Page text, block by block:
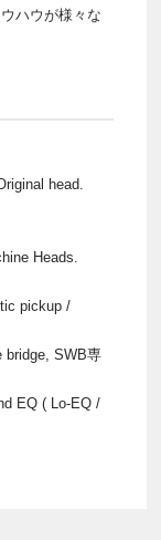
ハウが様々な
head.
Heads.
pickup /
bridge, SWB専
EQ ( Lo-EQ /